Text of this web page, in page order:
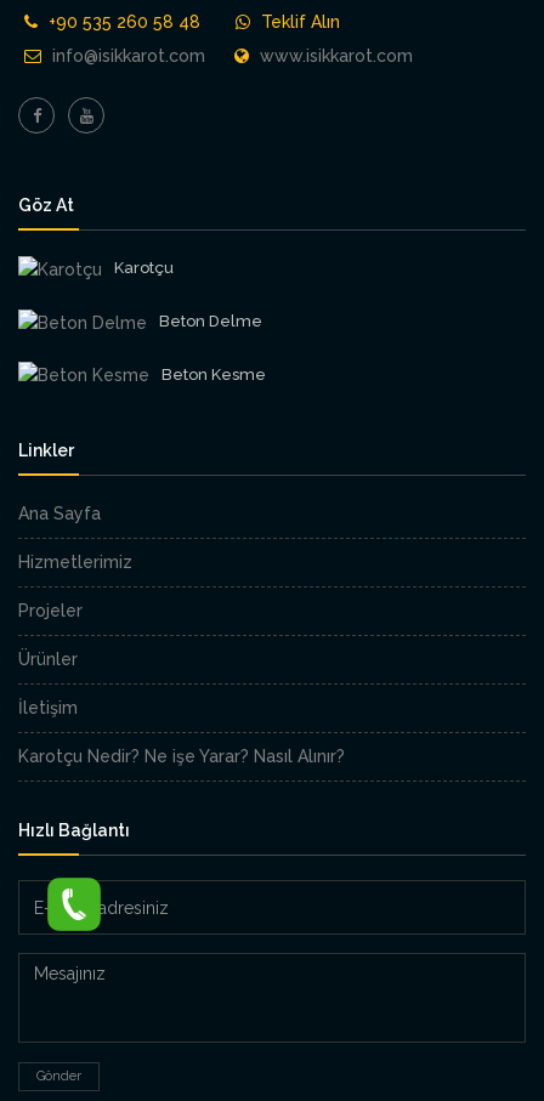
+90 535 260 58 48
Teklif Alın
info@isikkarot.com
www.isikkarot.com
Göz At
Karotçu
Beton Delme
Beton Kesme
Linkler
Ana Sayfa
Hizmetlerimiz
Projeler
Ürünler
İletişim
Karotçu Nedir? Ne işe Yarar? Nasıl Alınır?
Hızlı Bağlantı
Posta
adresiniz
Mesajınız
Gönder